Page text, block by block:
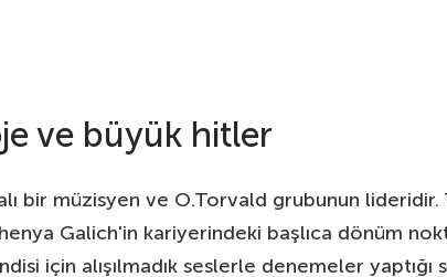
ve büyük hitler
bir müzisyen ve O.Torvald grubunun
Galich'in kariyerindeki başlıca dönüm
için alışılmadık seslerle denemeler yaptığı